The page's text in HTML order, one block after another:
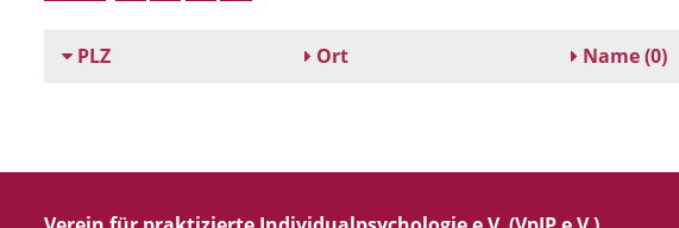
PLZ Ort Name(0)